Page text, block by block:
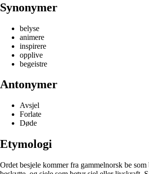
Synonymer
belyse
animere
inspirere
opplive
begeistre
Antonymer
Avsjel
Forlate
Døde
Etymologi
Ordet besjele kommer fra gammelnorsk be